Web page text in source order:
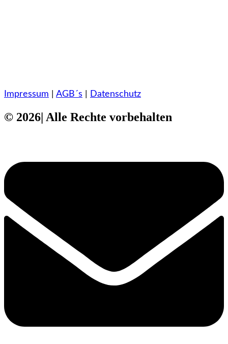
Impressum AGB´s Datenschutz
© 2026| Alle Rechte vorbehalten